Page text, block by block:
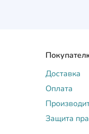
Доставка
Оплата
Защита